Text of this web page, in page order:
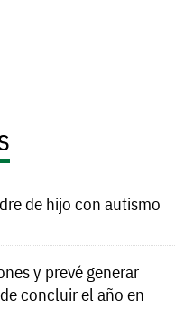
de hijo con autismo
y prevé generar
concluir el año en